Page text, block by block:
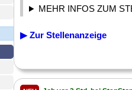
MEHR INFOS ZUM
▶ Zur Stellenanzeige